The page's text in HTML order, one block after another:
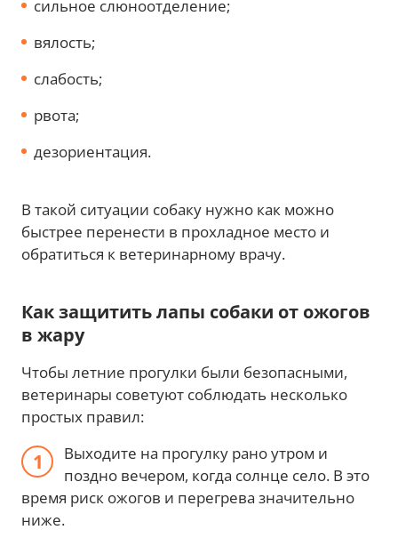
сильное слюноотделение;
вялость;
слабость;
рвота;
дезориентация.
В такой ситуации собаку нужно как можно
быстрее перенести в прохладное место и
обратиться к ветеринарному врачу.
Как защитить лапы собаки от ожогов
в жару
Чтобы летние прогулки были безопасными,
ветеринары советуют соблюдать несколько
простых правил:
Выходите на прогулку рано утром и
поздно вечером, когда солнце село. В это
время риск ожогов и перегрева значительно
ниже.